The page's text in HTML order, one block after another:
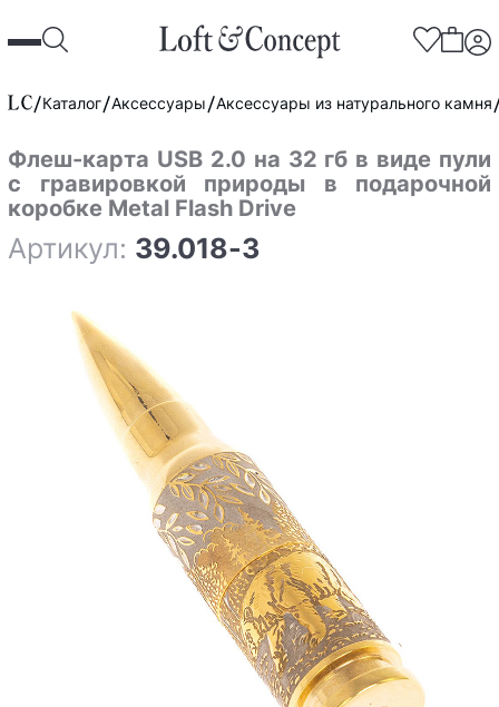
Каталог Аксессуары Аксессуары из натурального камня
Флеш-карта USB 2.0 на 32 гб в виде пули
с гравировкой природы в подарочной
коробке Metal Flash Drive
Артикул: 39.018-3